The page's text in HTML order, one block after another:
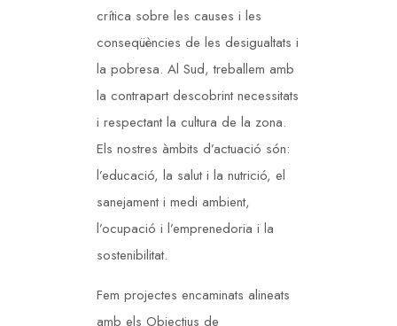
crítica sobre les causes i les
conseqüències de les desigualtats i
la pobresa. Al Sud, treballem amb
la contrapart descobrint necessitats
i respectant la cultura de la zona.
Els nostres àmbits d’actuació són:
l’educació, la salut i la nutrició, el
sanejament i medi ambient,
l’ocupació i l’emprenedoria i la
sostenibilitat.
Fem projectes encaminats alineats
amb els Objectius de